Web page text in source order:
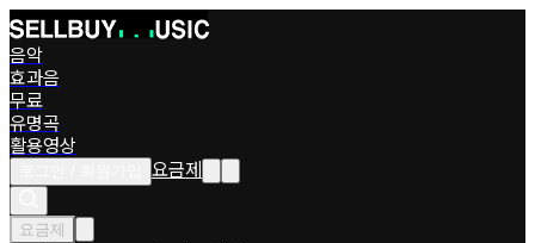
음악
효과음
무료
유명곡
활용영상
요금제
요금제